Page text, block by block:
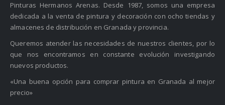
Pinturas Hermanos Arenas. Desde 1987, somos una empresa
dedicada a la venta de pintura y decoración con ocho tiendas y
almacenes de distribución en Granada y provincia.
Queremos atender las necesidades de nuestros clientes, por lo
que nos encontramos en constante evolución investigando
nuevos productos.
«Una buena opción para comprar pintura en Granada al mejor
precio»